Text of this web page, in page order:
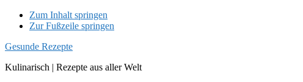
Zum Inhalt springen
Zur Fußzeile springen
Gesunde Rezepte
Kulinarisch | Rezepte aus aller Welt